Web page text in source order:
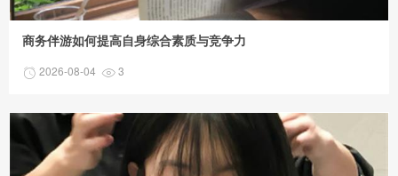
商务伴游如何提高自身综合素质与竞争力
2026-08-04 3